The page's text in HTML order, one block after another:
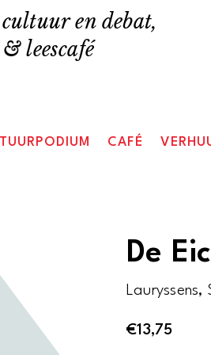
en debat,
leescafé
CAFÉ
De
Lauryssens,
€13,75